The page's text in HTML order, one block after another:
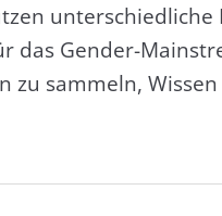
das Gender-
sammeln,